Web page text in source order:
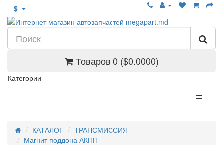
$
Товаров 0 ($0.0000)
Категории
КАТАЛОГ
ТРАНСМИССИЯ
Магнит поддона АКПП